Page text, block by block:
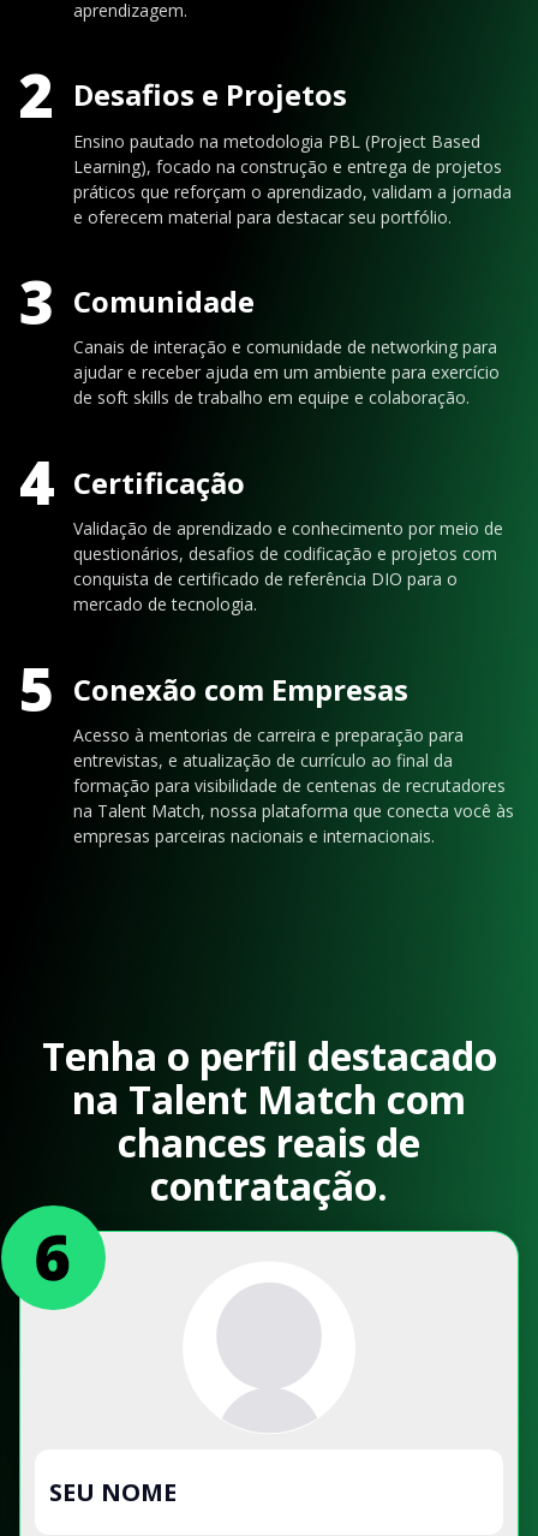
aprendizagem.
2 Desafios e Projetos
Ensino pautado na metodologia PBL (Project Based
Learning), focado na construção e entrega de projetos
práticos que reforçam o aprendizado, validam a jornada
e oferecem material para destacar seu portfólio.
3 Comunidade
Canais de interação e comunidade de networking para
ajudar e receber ajuda em um ambiente para exercício
de soft skills de trabalho em equipe e colaboração.
4 Certificação
Validação de aprendizado e conhecimento por meio de
questionários, desafios de codificação e projetos com
conquista de certificado de referência DIO para o
mercado de tecnologia.
5 Conexão com Empresas
Acesso à mentorias de carreira e preparação para
entrevistas, e atualização de currículo ao final da
formação para visibilidade de centenas de recrutadores
na Talent Match, nossa plataforma que conecta você às
empresas parceiras nacionais e internacionais.
Tenha o perfil destacado
na Talent Match com
chances reais de
contratação.
SEU NOME